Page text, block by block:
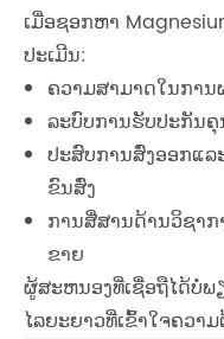
ເມື່ອຊອກຫາ
ປະເມີນ:
ຄວາມສາມາດໃນກາ
ລະບົບການຮັບປະກັນ
ປະສົບການສົ່ງອອກແ
ຂົນສົ່ງ
ການສື່ສານດ້ານວິຊາ
ຂາຍ
ຜູ້ສະຫນອງທີ່ເຊື່ອຖືໄດ້ບໍ່ພ
ໄລຍະຍາວທີ່ເຂົ້າໃຈຄວາ